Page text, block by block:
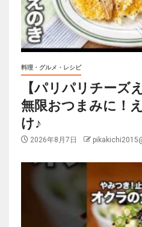
料理・グルメ・レシピ
【パリパリチーズ
無限おつまみに！
け♪
2026年8月7日